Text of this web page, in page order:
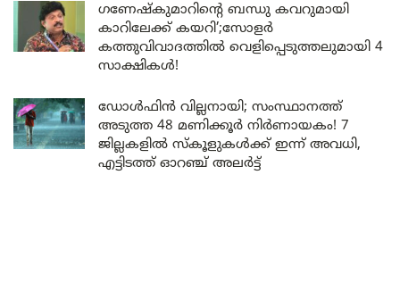
ഗണേഷ്കുമാറിന്റെ ബന്ധു കവറുമായി
കാറിലേക്ക് കയറി’;സോളർ
കത്തുവിവാദത്തിൽ വെളിപ്പെടുത്തലുമായി 4
സാക്ഷികൾ!
ഡോൾഫിൻ വില്ലനായി; സംസ്ഥാനത്ത്
അടുത്ത 48 മണിക്കൂർ നിർണായകം! 7
ജില്ലകളിൽ സ്കൂളുകൾക്ക് ഇന്ന് അവധി,
എട്ടിടത്ത് ഓറഞ്ച് അലർട്ട്